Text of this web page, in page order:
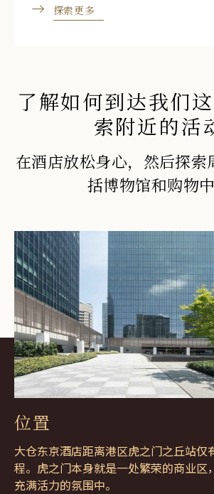
探索更多
了解如何到达我们
索附近的活
在酒店放松身心，然后探索
括博物馆和购物
位置
大仓东京酒店距离港区虎之门之丘站仅
程。虎之门本身就是一处繁荣的商业区
充满活力的氛围中。